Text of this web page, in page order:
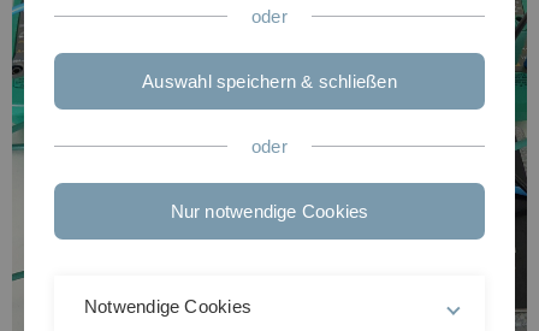
oder
Auswahl speichern & schließen
oder
Nur notwendige Cookies
Notwendige Cookies